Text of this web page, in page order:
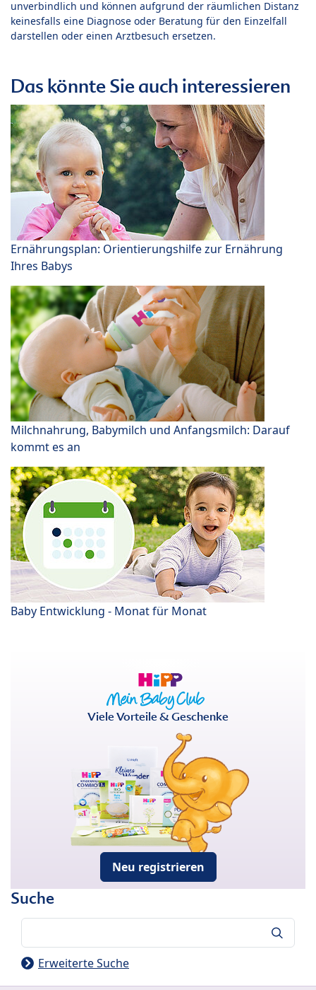
unverbindlich und können aufgrund der räumlichen Distanz
keinesfalls eine Diagnose oder Beratung für den Einzelfall
darstellen oder einen Arztbesuch ersetzen.
Das könnte Sie auch interessieren
Ernährungsplan: Orientierungshilfe zur Ernährung
Ihres Babys
Milchnahrung, Babymilch und Anfangsmilch: Darauf
kommt es an
Baby Entwicklung - Monat für Monat
Viele Vorteile & Geschenke
Neu registrieren
Suche
Erweiterte Suche